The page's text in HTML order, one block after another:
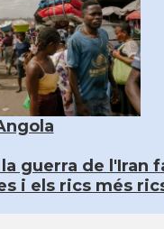
guerra de l'Iran
i els rics més